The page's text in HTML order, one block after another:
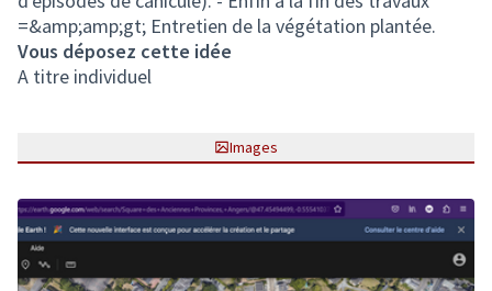
=&amp;amp;gt; Entretien de la végétation plantée.
Vous déposez cette idée
A titre individuel
Images